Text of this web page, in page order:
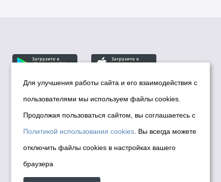
© Департамент информационной политики мэрии
города Новосибирска, 2026
Политика использования Cookies
Политика по обработке персональных
данных в информационных системах
мэрии города Новосибирска
Для улучшения работы сайта и его взаимодействия с
пользователями мы используем файлы cookies.
Продолжая пользоваться сайтом, вы соглашаетесь с
Политикой использования cookies . Вы всегда можете
отключить файлы cookies в настройках вашего
браузера